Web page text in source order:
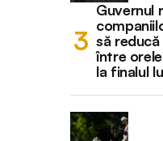
Guvernul
să
între
la finalul